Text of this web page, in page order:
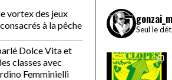
vortex des jeux
à la pêche
Dolce Vita et
classes avec
Femminielli
Seul le